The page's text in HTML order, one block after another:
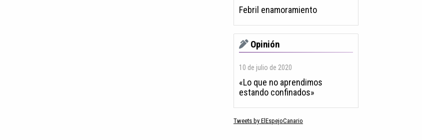
Febril enamoramiento
Opinión
10 de julio de 2020
«Lo que no aprendimos
estando confinados»
Tweets by ElEspejoCanario